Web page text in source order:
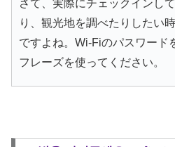
さて、実際にチェックインし
り、観光地を調べたりしたい
ですよね。Wi-Fiのパスワード
フレーズを使ってください。